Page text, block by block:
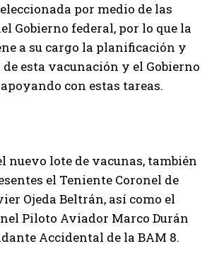
por medio de las
Gobierno federal, por lo que la
a su cargo la planificación y
esta vacunación y el Gobierno
con estas tareas.
nuevo lote de vacunas, también
el Teniente Coronel de
Ojeda Beltrán, así como el
Piloto Aviador Marco Durán
Accidental de la BAM 8.